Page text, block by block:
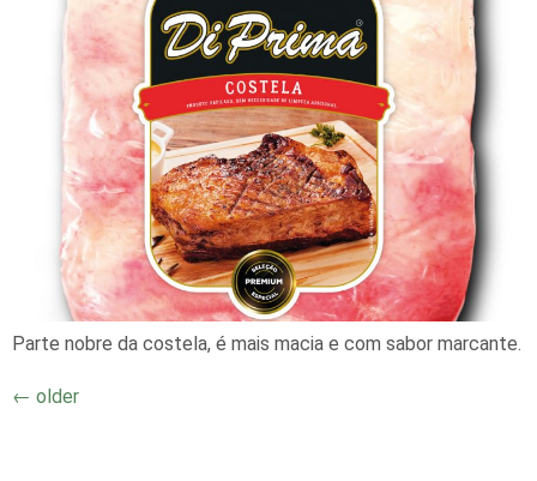
Parte nobre da costela, é mais macia e com sabor marcante.
← older